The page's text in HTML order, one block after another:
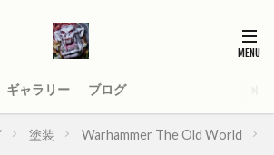
ギャラリー ブログ
塗装 Warhammer The Old World
AGE_OF_SIGMAR
Ⅱ